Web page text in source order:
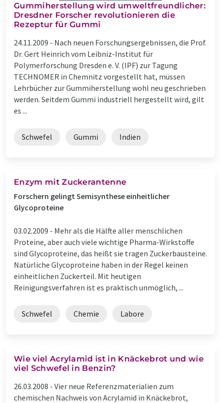
Gummiherstellung wird umweltfreundlicher:
Dresdner Forscher revolutionieren die
Rezeptur für Gummi
24.11.2009 - Nach neuen Forschungsergebnissen, die Prof.
Dr. Gert Heinrich vom Leibniz-Institut für
Polymerforschung Dresden e. V. (IPF) zur Tagung
TECHNOMER in Chemnitz vorgestellt hat, müssen
Lehrbücher zur Gummiherstellung wohl neu geschrieben
werden. Seitdem Gummi industriell hergestellt wird, gilt
es ...
Schwefel Gummi Indien
Enzym mit Zuckerantenne
Forschern gelingt Semisynthese einheitlicher
Glycoproteine
03.02.2009 - Mehr als die Hälfte aller menschlichen
Proteine, aber auch viele wichtige Pharma-Wirkstoffe
sind Glycoproteine, das heißt sie tragen Zuckerbausteine.
Natürliche Glycoproteine haben in der Regel keinen
einheitlichen Zuckerteil. Mit heutigen
Reinigungsverfahren ist es praktisch unmöglich, ...
Schwefel Chemie Labore
Wie viel Acrylamid ist in Knäckebrot und wie
viel Schwefel in Benzin?
26.03.2008 - Vier neue Referenzmaterialien zum
chemischen Nachweis von Acrylamid in Knäckebrot,